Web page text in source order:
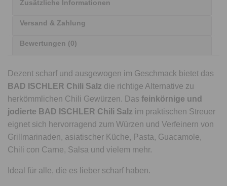
Zusätzliche Informationen
Versand & Zahlung
Bewertungen (0)
Dezent scharf und ausgewogen im Geschmack bietet das
BAD ISCHLER Chili Salz die richtige Alternative zu
herkömmlichen Chili Gewürzen. Dasfeinkörnige und
jodierte BAD ISCHLER Chili Salz im praktischen Streuer
eignet sich hervorragend zum Würzen und Verfeinern von
Grillmarinaden, asiatischer Küche, Pasta, Guacamole,
Chili con Carne, Salsa und vielem mehr.
Ideal für alle, die es lieber scharf haben.